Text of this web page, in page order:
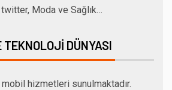
Moda ve Sağlık…
TEKNOLOJI DÜNYASI
hizmetleri sunulmaktadır.